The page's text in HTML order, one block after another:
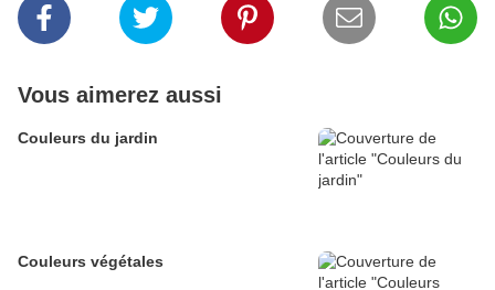
Vous aimerez aussi
Couleurs du jardin
Couleurs végétales